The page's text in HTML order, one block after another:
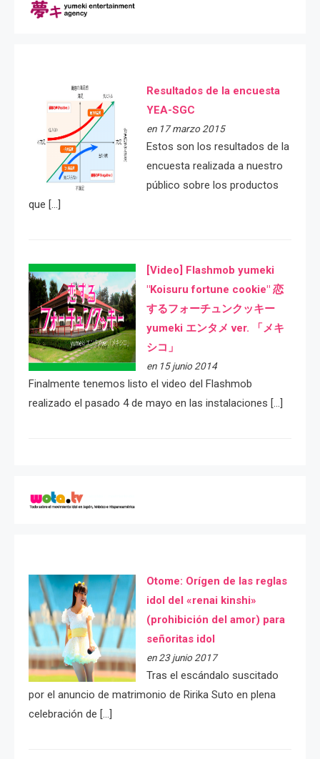
Resultados de la encuesta
YEA-SGC
en 17 marzo 2015
Estos son los resultados de la
encuesta realizada a nuestro
público sobre los productos
que […]
[Video] Flashmob yumeki
"Koisuru fortune cookie" 恋
するフォーチュンクッキー
yumeki エンタメ ver. 「メキ
シコ」
en 15 junio 2014
Finalmente tenemos listo el video del Flashmob
realizado el pasado 4 de mayo en las instalaciones […]
Otome: Orígen de las reglas
idol del «renai kinshi»
(prohibición del amor) para
señoritas idol
en 23 junio 2017
Tras el escándalo suscitado
por el anuncio de matrimonio de Ririka Suto en plena
celebración de […]